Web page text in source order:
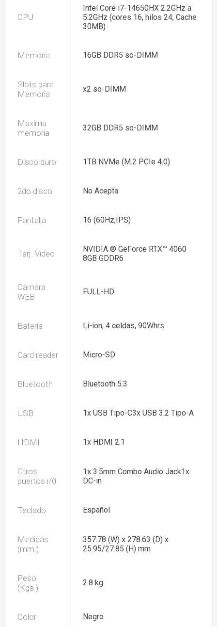
CPU
Intel Core i7-14650HX 2.2GHz a
5.2GHz (cores 16, hilos 24, Cache
30MB)
Memoria 16GB DDR5 so-DIMM
Slots para
Memoria
x2 so-DIMM
Maxima
memoria
32GB DDR5 so-DIMM
Disco duro 1TB NVMe (M.2 PCIe 4.0)
2do disco No Acepta
Pantalla 16 (60Hz,IPS)
Tarj. Video
NVIDIA ® GeForce RTX™ 4060
8GB GDDR6
Camara
WEB
FULL-HD
Batería Li-ion, 4 celdas, 90Whrs
Card reader Micro-SD
Bluetooth Bluetooth 5.3
USB 1x USB Tipo-C3x USB 3.2 Tipo-A
HDMI 1x HDMI 2.1
Otros
puertos i/0
1x 3.5mm Combo Audio Jack1x
DC-in
Teclado Español
Medidas
(mm.)
357.78 (W) x 278.63 (D) x
25.95/27.85 (H) mm
Peso
(Kgs.)
2.8 kg
Color Negro